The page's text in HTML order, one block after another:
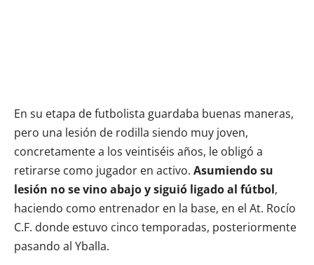
En su etapa de futbolista guardaba buenas maneras,
pero una lesión de rodilla siendo muy joven,
concretamente a los veintiséis años, le obligó a
retirarse como jugador en activo. Asumiendo su
lesión no se vino abajo y siguió ligado al fútbol,
haciendo como entrenador en la base, en el At. Rocío
C.F. donde estuvo cinco temporadas, posteriormente
pasando al Yballa.